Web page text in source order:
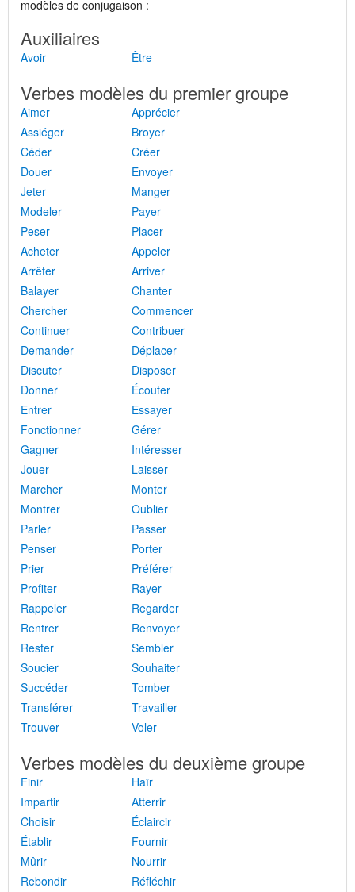
modèles de conjugaison :
Auxiliaires
Avoir Être
Verbes modèles du premier groupe
Aimer
Apprécier
Assiéger
Broyer
Céder
Créer
Douer
Envoyer
Jeter
Manger
Modeler
Payer
Peser
Placer
Acheter
Appeler
Arrêter
Arriver
Balayer
Chanter
Chercher
Commencer
Continuer
Contribuer
Demander
Déplacer
Discuter
Disposer
Donner
Écouter
Entrer
Essayer
Fonctionner
Gérer
Gagner
Intéresser
Jouer
Laisser
Marcher
Monter
Montrer
Oublier
Parler
Passer
Penser
Porter
Prier
Préférer
Profiter
Rayer
Rappeler
Regarder
Rentrer
Renvoyer
Rester
Sembler
Soucier
Souhaiter
Succéder
Tomber
Transférer
Travailler
Trouver
Voler
Verbes modèles du deuxième groupe
Finir
Haïr
Impartir
Atterrir
Choisir
Éclaircir
Établir
Fournir
Mûrir
Nourrir
Rebondir
Réfléchir